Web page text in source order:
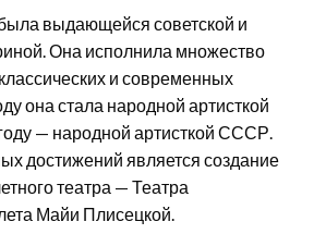
выдающейся советской и
Она исполнила множество
и современных
она стала народной артисткой
— народной артисткой СССР.
достижений является создание
театра — Театра
Майи Плисецкой.